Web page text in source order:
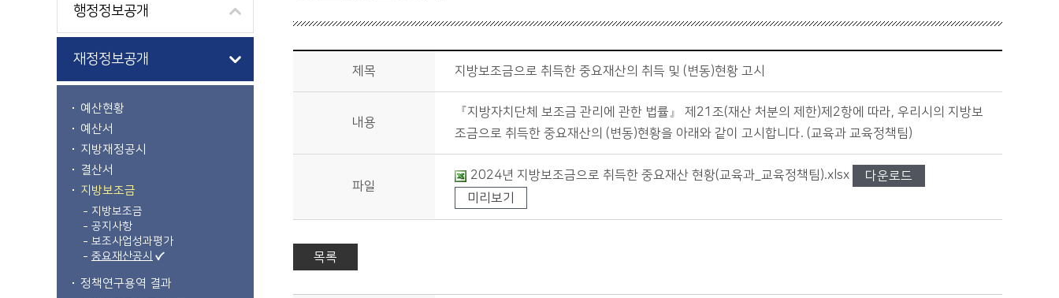
행정정보공개
재정정보공개
예산현황
예산서
지방재정공시
결산서
지방보조금
지방보조금
공지사항
보조사업성과평가
중요재산공시
정책연구용역 결과
정보공개>재정정보공개>지방보조금>중요재산공시 상세보기 - 제목, 내용, 파일 제공
제목 지방보조금으로 취득한 중요재산의 취득 및 (변동)현황 고시
내용
『지방자치단체 보조금 관리에 관한 법률』 제21조(재산 처분의 제한)제2항에 따라, 우리시의 지방보
조금으로 취득한 중요재산의 (변동)현황을 아래와 같이 고시합니다. (교육과 교육정책팀)
파일
2024년 지방보조금으로 취득한 중요재산 현황(교육과_교육정책팀).xlsx
다운로드
미리보기
목록